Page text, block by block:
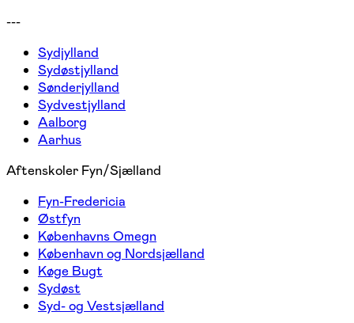
---
Sydjylland
Sydøstjylland
Sønderjylland
Sydvestjylland
Aalborg
Aarhus
Aftenskoler Fyn/Sjælland
Fyn-Fredericia
Østfyn
Københavns Omegn
København og Nordsjælland
Køge Bugt
Sydøst
Syd- og Vestsjælland